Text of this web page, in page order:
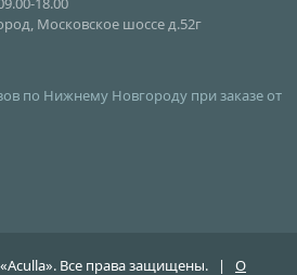
Московское шоссе д.52г
по Нижнему Новгороду при заказе от
Все права защищены. | О